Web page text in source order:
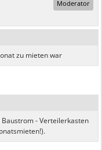
Moderator
zu mieten war
- Verteilerkasten